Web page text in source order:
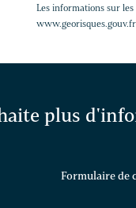
Les informations sur
www.georisques.gouv.fr
plus
Formulaire de